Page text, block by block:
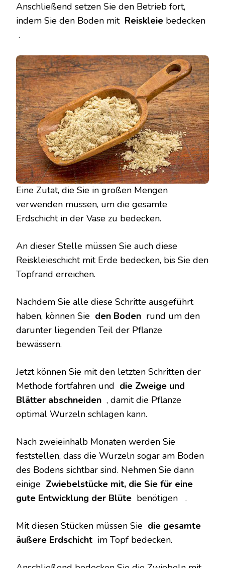
Anschließend setzen Sie den Betrieb fort,
indem Sie den Boden mit Reiskleie bedecken
.
Eine Zutat, die Sie in großen Mengen
verwenden müssen, um die gesamte
Erdschicht in der Vase zu bedecken.
An dieser Stelle müssen Sie auch diese
Reiskleieschicht mit Erde bedecken, bis Sie den
Topfrand erreichen.
Nachdem Sie alle diese Schritte ausgeführt
haben, können Sie den Boden rund um den
darunter liegenden Teil der Pflanze
bewässern.
Jetzt können Sie mit den letzten Schritten der
Methode fortfahren und die Zweige und
Blätter abschneiden , damit die Pflanze
optimal Wurzeln schlagen kann.
Nach zweieinhalb Monaten werden Sie
feststellen, dass die Wurzeln sogar am Boden
des Bodens sichtbar sind. Nehmen Sie dann
einige Zwiebelstücke mit, die Sie für eine
gute Entwicklung der Blüte benötigen .
Mit diesen Stücken müssen Sie die gesamte
äußere Erdschicht im Topf bedecken.